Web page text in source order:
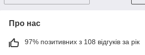
Про нас
97% позитивних з 108 відгуків за рік